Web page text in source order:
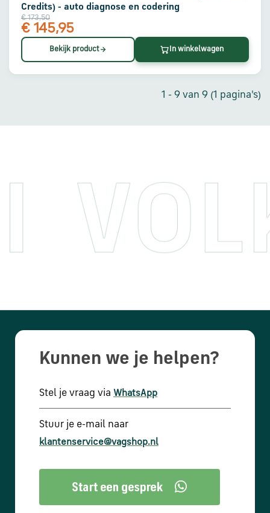
Credits) - auto diagnose en codering
€ 173,50
€ 145,95
Bekijk product In winkelwagen
1 - 9 van 9 (1 pagina's)
Kunnen we je helpen?
Stel je vraag via WhatsApp
Stuur je e-mail naar
klantenservice@vagshop.nl